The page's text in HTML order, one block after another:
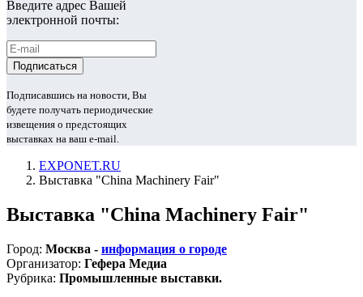
Введите адрес Вашей
электронной почты:
Подписавшись на новости, Вы
будете получать периодические
извещения о предстоящих
выставках на ваш e-mail.
EXPONET.RU
Выставка "China Machinery Fair"
Выставка "China Machinery Fair"
Город: Москва - информация о городе
Организатор: Гефера Медиа
Рубрика: Промышленные выставки.